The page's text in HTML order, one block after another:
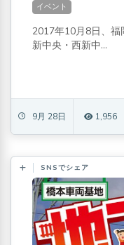
イベント
2017年10月8日、
新中央・西新中...
9月 28日 1,956
SNSでシェア